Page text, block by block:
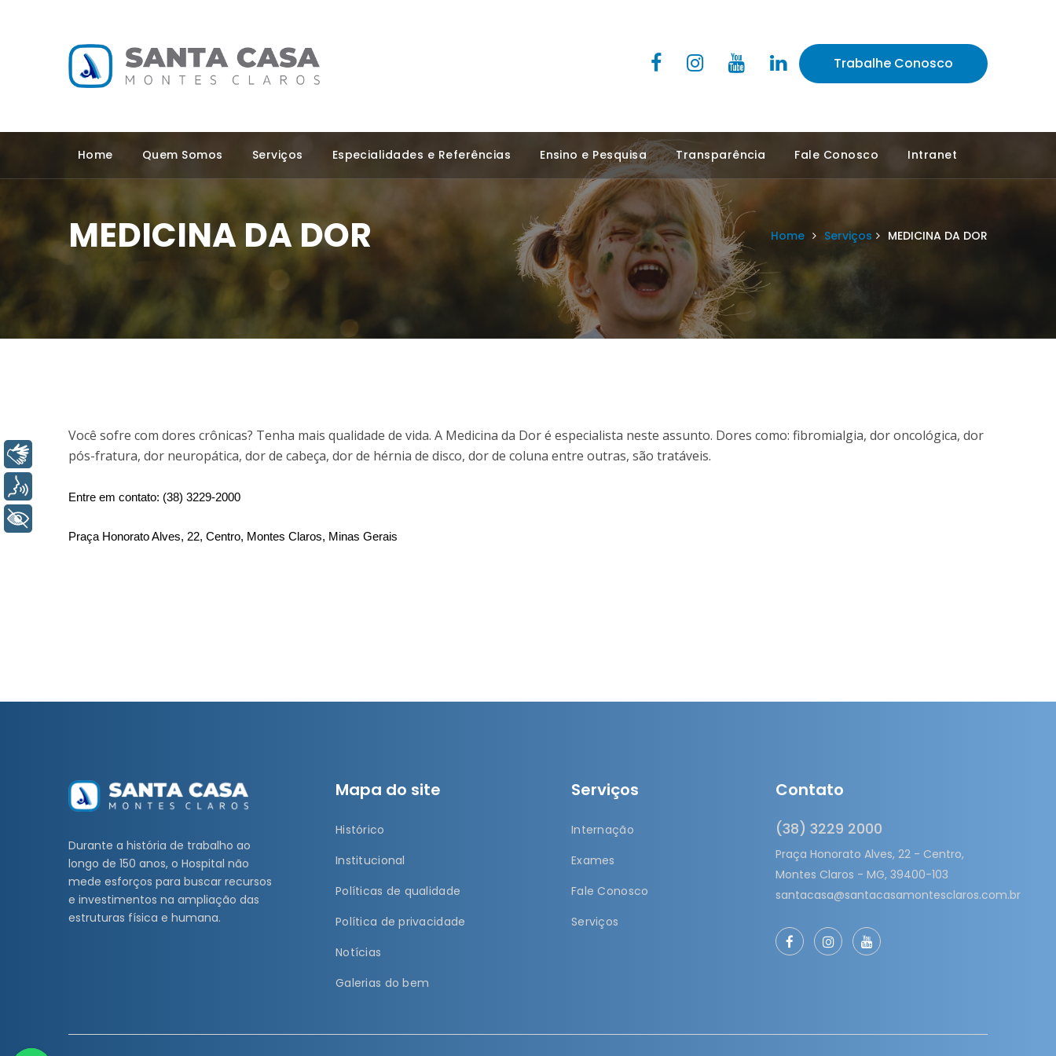
Trabalhe Conosco
Home Quem Somos Serviços Especialidades e Referências Ensino e Pesquisa Transparência Fale Conosco Intranet
MEDICINA DA DOR Home Serviços MEDICINA DA DOR
Você sofre com dores crônicas? Tenha mais qualidade de vida. A Medicina da Dor é especialista neste assunto. Dores como: fibromialgia, dor oncológica, dor
pós-fratura, dor neuropática, dor de cabeça, dor de hérnia de disco, dor de coluna entre outras, são tratáveis.
Entre em contato: (38) 3229-2000
Praça Honorato Alves, 22, Centro, Montes Claros, Minas Gerais
Durante a história de trabalho ao
longo de 150 anos, o Hospital não
mede esforços para buscar recursos
e investimentos na ampliação das
estruturas física e humana.
Mapa do site
Histórico
Institucional
Políticas de qualidade
Política de privacidade
Notícias
Galerias do bem
Serviços
Internação
Exames
Fale Conosco
Serviços
Contato
(38) 3229 2000
Praça Honorato Alves, 22 - Centro,
Montes Claros - MG, 39400-103
santacasa@santacasamontesclaros.com.br
Libras